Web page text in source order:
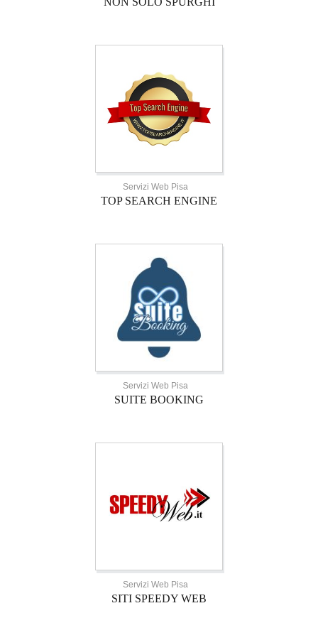
Servizi Web Pisa
TOP SEARCH ENGINE
Servizi Web Pisa
SUITE BOOKING
Servizi Web Pisa
SITI SPEEDY WEB